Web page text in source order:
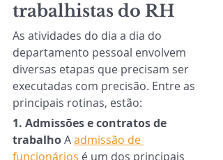
trabalhistas do RH
As atividades do dia a dia do
departamento pessoal envolvem
diversas etapas que precisam ser
executadas com precisão. Entre as
principais rotinas, estão:
1. Admissões e contratos de
trabalho A admissão de
funcionários é um dos principais